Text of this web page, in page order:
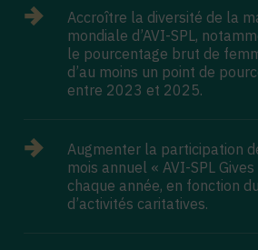
Accroître la diversité de la
mondiale d’AVI-SPL,
le pourcentage brut de
d’au moins un point de
entre 2023 et 2025.
Augmenter la participation
mois annuel « AVI-SPL
chaque année, en fonction
d’activités caritatives.